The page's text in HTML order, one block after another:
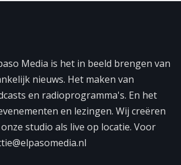
Media is het in beeld brengen van
nieuws. Het maken van
en radioprogramma's. En het
en lezingen. Wij creëren
studio als live op locatie. Voor